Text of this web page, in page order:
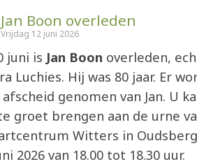
Jan Boon overleden
Vrijdag 12 juni 2026
juni is Jan Boon overleden,
Luchies. Hij was 80 jaar. Er
genomen van Jan. U
groet brengen aan de urne
Witters in
2026 van 18.00 tot 18.30 uur.